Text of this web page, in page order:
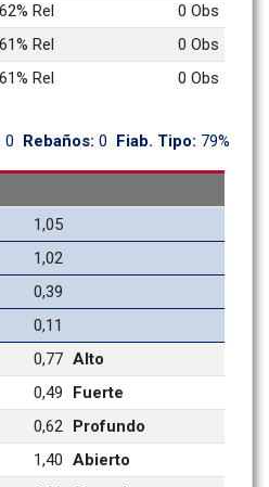
62% Rel
0 Obs
61% Rel
0 Obs
61% Rel 0 Obs
0 Rebaños: 0 Fiab. Tipo: 79%
1,05
1,02
0,39
0,11
0,77 Alto
0,49
Fuerte
0,62 Profundo
1,40 Abierto